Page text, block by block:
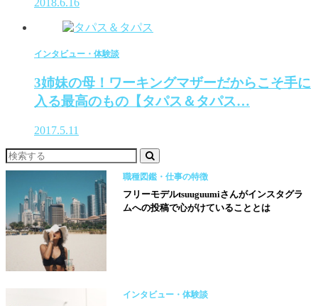
2018.6.16
インタビュー・体験談
3姉妹の母！ワーキングマザーだからこそ手に
入る最高のもの【タパス＆タパス…
2017.5.11
職種図鑑・仕事の特徴
フリーモデルtsuuguumiさんがインスタグラ
ムへの投稿で心がけていることとは
インタビュー・体験談